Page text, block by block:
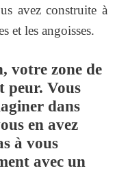
avez construite à
et les angoisses.
votre zone de
Vous
dans
en avez
à vous
avec un